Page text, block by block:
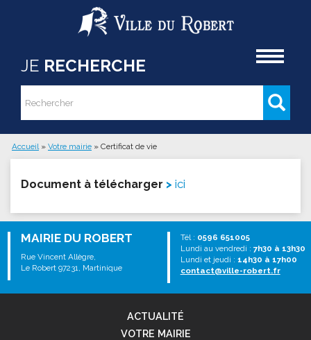
Aller au contenu principal
JE RECHERCHE
Formulaire de recherche
Rechercher
Vous êtes ici
Accueil » Votre mairie » Certificat de vie
Document à télécharger ici
MAIRIE DU ROBERT
Rue Vincent Allègre,
Le Robert 97231, Martinique
Tél : 0596 651005
Lundi au vendredi : 7h30 à 13h30
Lundi et jeudi : 14h30 à 17h00
contact@ville-robert.fr
ACTUALITÉ
VOTRE MAIRIE